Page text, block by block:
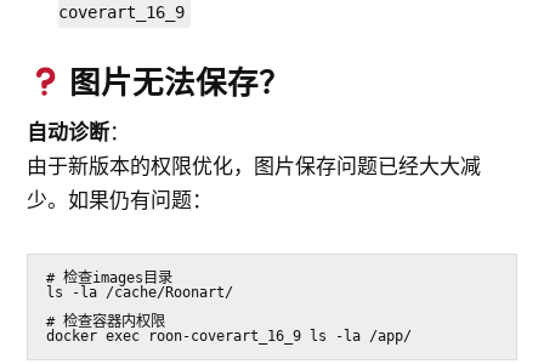
coverart_16_9
图片无法保存？
自动诊断：
由于新版本的权限优化，图片保存问题已经大大减
少。如果仍有问题：
# 检查images目录
ls -la /cache/Roonart/
# 检查容器内权限
docker exec roon-coverart_16_9 ls -la /app/